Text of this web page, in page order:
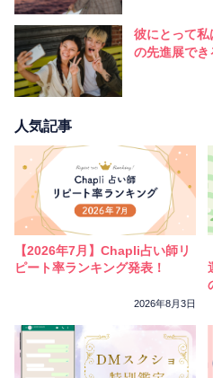
彼にとって私
の先進展でき
人気記事
【2026年7月】Chapli占い師リ
ピート率ランキング発表！
2026年8月3日